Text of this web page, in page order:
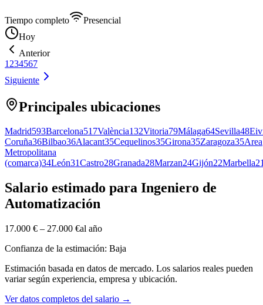
Tiempo completo
Presencial
Hoy
Anterior
1 234567
Siguiente
Principales ubicaciones
Madrid593Barcelona517València132Vitoria79Málaga64Sevilla48
Coruña36Bilbao36Alacant35Cequelinos35Girona35Zaragoza35Area
Metropolitana
(comarca)34León31Castro28Granada28Marzan24Gijón22Marbella
Salario estimado para Ingeniero de
Automatización
17.000 € – 27.000 €al año
Confianza de la estimación: Baja
Estimación basada en datos de mercado. Los salarios reales pueden
variar según experiencia, empresa y ubicación.
Ver datos completos del salario →